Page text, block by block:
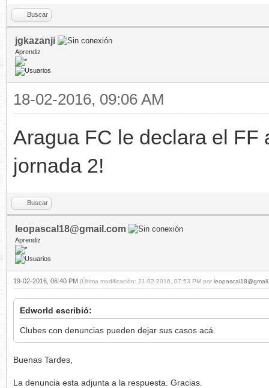
Buscar
jgkazanji
Aprendiz
18-02-2016, 09:06 AM
Aragua FC le declara el FF
jornada 2!
Buscar
leopascal18@gmail.com
Aprendiz
19-02-2016, 06:40 PM (Última modificación: 21-02-2016, 07:53 PM por
Edworld escribió:
Clubes con denuncias pueden dejar sus casos acá.
Buenas Tardes,
La denuncia esta adjunta a la respuesta. Gracias.